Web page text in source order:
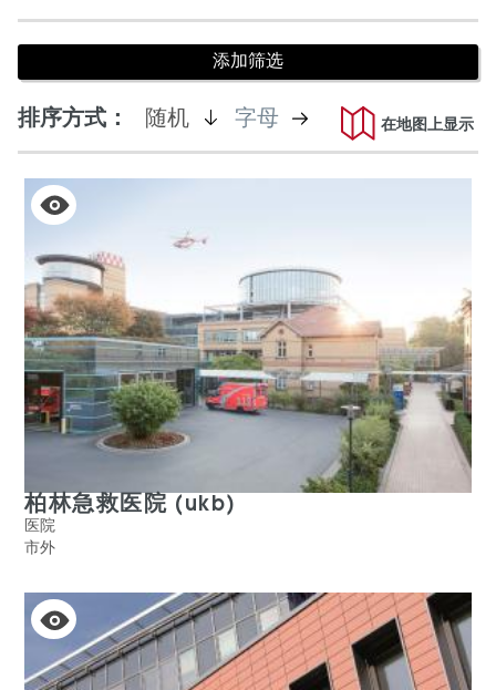
排序方式： 随机
是
字母 不
在地图上显示
柏林急救医院 (ukb)
医院
市外